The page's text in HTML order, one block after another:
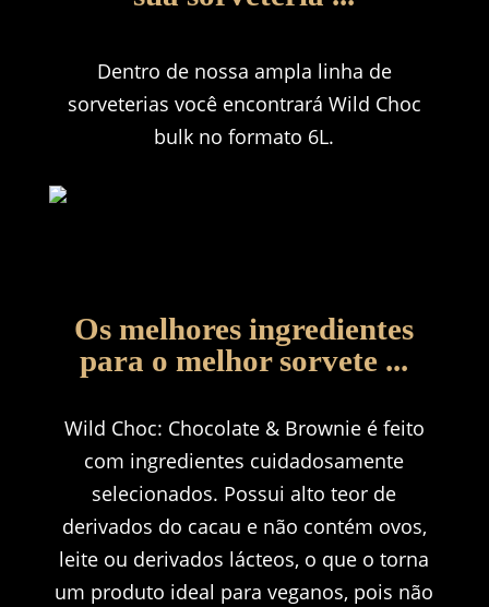
Dentro de nossa ampla linha de
sorveterias você encontrará Wild Choc
bulk no formato 6L.
Os melhores ingredientes
para o melhor sorvete ...
Wild Choc: Chocolate & Brownie é feito
com ingredientes cuidadosamente
selecionados. Possui alto teor de
derivados do cacau e não contém ovos,
leite ou derivados lácteos, o que o torna
um produto ideal para veganos, pois não